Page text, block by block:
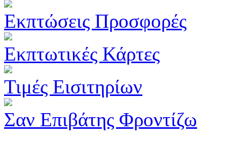
Εκπτώσεις Προσφορές
Εκπτωτικές Κάρτες
Τιμές Εισιτηρίων
Σαν Επιβάτης Φροντίζω